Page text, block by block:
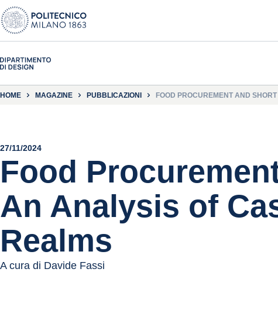
HOME MAGAZINE PUBBLICAZIONI FOOD PROCUREMENT AND
27/11/2024
Food
An Analysis of
Realms
A cura di Davide Fassi